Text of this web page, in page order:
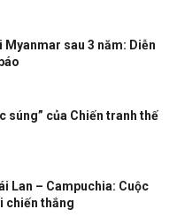
sau 3 năm: Diễn
súng” của Chiến tranh thế
Lan – Campuchia: Cuộc
chiến thắng